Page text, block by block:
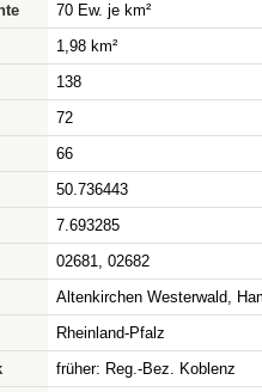
70 Ew. je km²
1,98 km²
138
72
66
50.736443
7.693285
02681, 02682
Altenkirchen Westerwald,
Rheinland-Pfalz
früher: Reg.-Bez. Koblenz